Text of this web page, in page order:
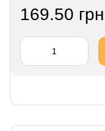
169.50 грн